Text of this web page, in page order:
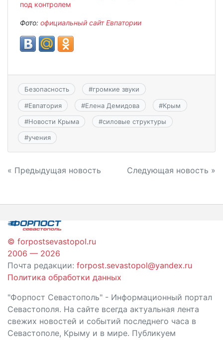
под контролем
Фото: официальный сайт Евпатории
Безопасность #громкие звуки
#Евпатория #Елена Демидова #Крым
#Новости Крыма #силовые структуры
#учения
Навигация
записям
« Предыдущая новость Следующая новость »
© forpostsevastopol.ru
2006 — 2026
Почта редакции: forpost.sevastopol@yandex.ru
Политика обработки данных
"Форпост Севастополь" - Информационный портал
Севастополя. На сайте всегда актуальная лента
свежих новостей и событий последнего часа в
Севастополе, Крыму и в мире. Публикуем